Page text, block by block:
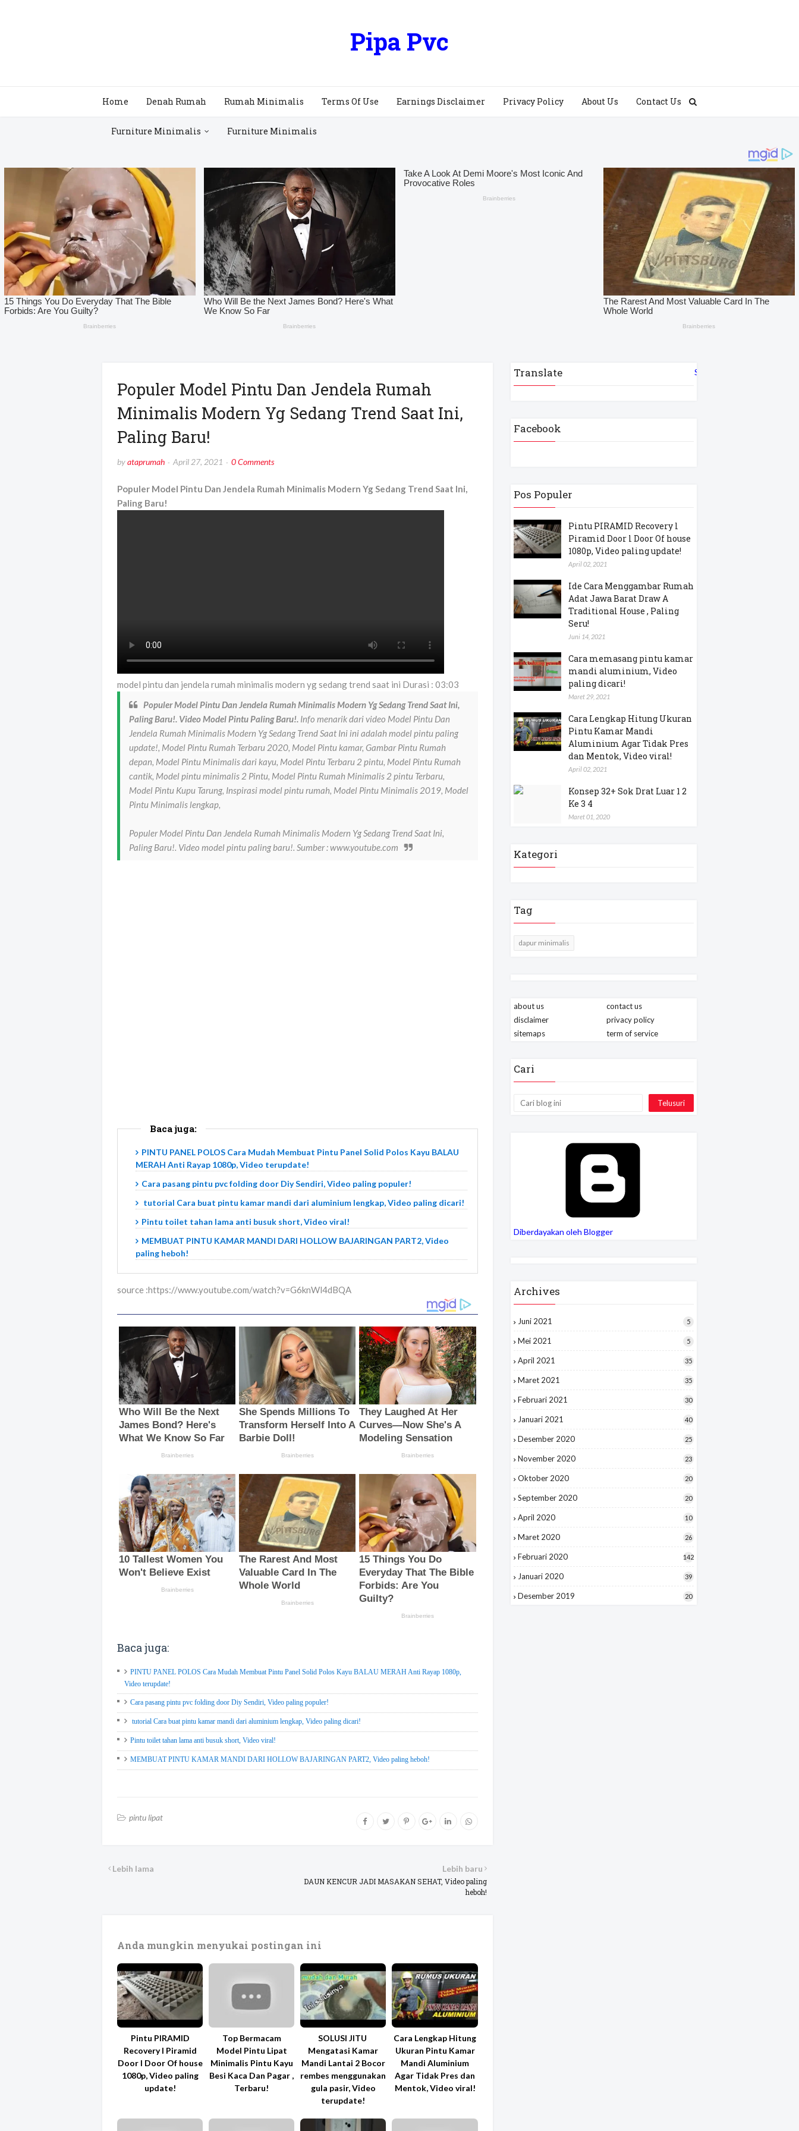
Pipa Pvc
Home Denah Rumah Rumah Minimalis Terms Of Use Earnings Disclaimer Privacy Policy About Us Contact Us
Furniture Minimalis Furniture Minimalis
Populer Model Pintu Dan Jendela Rumah
Minimalis Modern Yg Sedang Trend Saat Ini,
Paling Baru!
byataprumah April 27, 2021 0 Comments
Populer Model Pintu Dan Jendela Rumah Minimalis Modern Yg Sedang Trend Saat Ini,
Paling Baru!
model pintu dan jendela rumah minimalis modern yg sedang trend saat ini Durasi : 03:03
Populer Model Pintu Dan Jendela Rumah Minimalis Modern Yg Sedang Trend Saat Ini,
Paling Baru!. Video Model Pintu Paling Baru!. Info menarik dari video Model Pintu Dan
Jendela Rumah Minimalis Modern Yg Sedang Trend Saat Ini ini adalah model pintu paling
update!, Model Pintu Rumah Terbaru 2020, Model Pintu kamar, Gambar Pintu Rumah
depan, Model Pintu Minimalis dari kayu, Model Pintu Terbaru 2 pintu, Model Pintu Rumah
cantik, Model pintu minimalis 2 Pintu, Model Pintu Rumah Minimalis 2 pintu Terbaru,
Model Pintu Kupu Tarung, Inspirasi model pintu rumah, Model Pintu Minimalis 2019, Model
Pintu Minimalis lengkap,
Populer Model Pintu Dan Jendela Rumah Minimalis Modern Yg Sedang Trend Saat Ini,
Paling Baru!. Video model pintu paling baru!. Sumber : www.youtube.com
Baca juga:
PINTU PANEL POLOS Cara Mudah Membuat Pintu Panel Solid Polos Kayu BALAU
MERAH Anti Rayap 1080p, Video terupdate!
Cara pasang pintu pvc folding door Diy Sendiri, Video paling populer!
tutorial Cara buat pintu kamar mandi dari aluminium lengkap, Video paling dicari!
Pintu toilet tahan lama anti busuk short, Video viral!
MEMBUAT PINTU KAMAR MANDI DARI HOLLOW BAJARINGAN PART2, Video
paling heboh!
source :https://www.youtube.com/watch?v=G6knWl4dBQA
Baca juga:
PINTU PANEL POLOS Cara Mudah Membuat Pintu Panel Solid Polos Kayu BALAU MERAH Anti Rayap 1080p,
Video terupdate!
Cara pasang pintu pvc folding door Diy Sendiri, Video paling populer!
tutorial Cara buat pintu kamar mandi dari aluminium lengkap, Video paling dicari!
Pintu toilet tahan lama anti busuk short, Video viral!
MEMBUAT PINTU KAMAR MANDI DARI HOLLOW BAJARINGAN PART2, Video paling heboh!
pintu lipat
Lebih baru
DAUN KENCUR JADI MASAKAN SEHAT, Video paling
heboh!
Lebih lama
Anda mungkin menyukai postingan ini
Pintu PIRAMID
Recovery l Piramid
Door l Door Of house
1080p, Video paling
update!
Top Bermacam
Model Pintu Lipat
Minimalis Pintu Kayu
Besi Kaca Dan Pagar ,
Terbaru!
SOLUSI JITU 
Mengatasi Kamar
Mandi Lantai 2 Bocor
rembes menggunakan
gula pasir, Video
terupdate!
Cara Lengkap Hitung
Ukuran Pintu Kamar
Mandi Aluminium
Agar Tidak Pres dan
Mentok, Video viral!
Translate Select Language
Facebook
Pos Populer
Pintu PIRAMID Recovery l
Piramid Door l Door Of house
1080p, Video paling update!
April 02, 2021
Ide Cara Menggambar Rumah
Adat Jawa Barat Draw A
Traditional House , Paling
Seru!
Juni 14, 2021
Cara memasang pintu kamar
mandi aluminium, Video
paling dicari!
Maret 29, 2021
Cara Lengkap Hitung Ukuran
Pintu Kamar Mandi
Aluminium Agar Tidak Pres
dan Mentok, Video viral!
April 02, 2021
Konsep 32+ Sok Drat Luar 1 2
Ke 3 4
Maret 01, 2020
Kategori
Tag
dapur minimalis
about us
contact us
disclaimer
privacy policy
sitemaps
term of service
Cari
Diberdayakan oleh Blogger
Archives
Juni 2021 5
Mei 2021 5
April 2021 35
Maret 2021 35
Februari 2021 30
Januari 2021 40
Desember 2020 25
November 2020 23
Oktober 2020 20
September 2020 20
April 2020 10
Maret 2020 26
Februari 2020 142
Januari 2020 39
Desember 2019 20